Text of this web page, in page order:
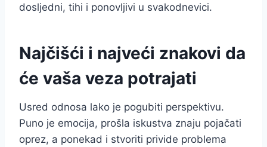
dosljedni, tihi i ponovljivi u svakodnevici.
Najčišći i najveći znakovi da
će vaša veza potrajati
Usred odnosa lako je pogubiti perspektivu.
Puno je emocija, prošla iskustva znaju pojačati
oprez, a ponekad i stvoriti privide problema